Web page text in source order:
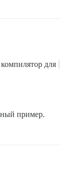
для
пример.